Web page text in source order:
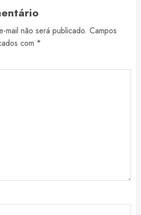
não será publicado. Campos
com *